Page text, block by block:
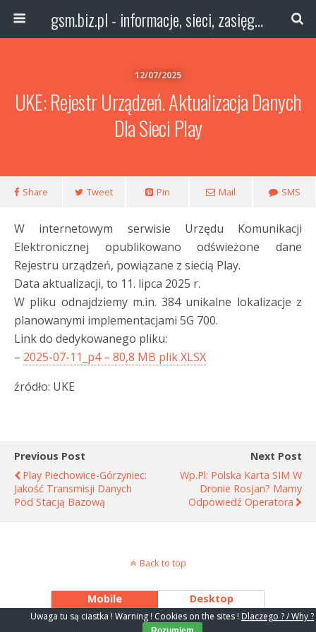
gsm.biz.pl - informacje, sieci, zasięg technologie
12/07/2025
UKE: Rejestr Urządzeń. Aktualizacja Danych
Dla Sieci Play
Share Tweet Pin Mail SMS
W internetowym serwisie Urzędu Komunikacji
Elektronicznej opublikowano odświeżone dane
Rejestru urządzeń, powiązane z siecią Play.
Data aktualizacji, to 11. lipca 2025 r.
W pliku odnajdziemy m.in. 384 unikalne lokalizacje z
planowanymi implementacjami 5G 700.
Link do dedykowanego pliku:
– 2025-07-11_p4 – 80,8 MB plik XLSX
źródło: UKE
Previous Post
Play Piechowice-Górzyniec:
Jakość Transmisji Danych
Pod Stacją Bazową
Next Post
Wp.pl: Polska Karta SIM W
Dronie Rosjan? Mamy
Odpowiedź Operatora
Back to top
Mobile Desktop
Uwaga tu są ciastka ! Warning ! Cookies on the sites ! Dlaczego ? / Why ?